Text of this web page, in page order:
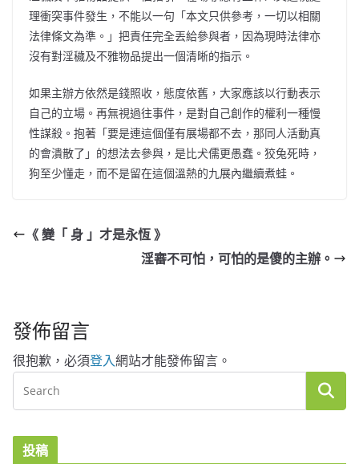
理衝突事件發生，不能以一句「本文只供參考，一切以相關
法律條文為準。」把責任完全丟給參與者，因為現時法律亦
沒有對淫穢及不雅物品提出一個清晰的指示。
如果主辦方依然是錢照收，態度依舊，大家應該以行動表示
自己的立場。再無視過往事件，是對自己創作的權利一種慢
性謀殺。抱著「要是連這個僅有展場都不去，那同人活動真
的會潰散了」的想法去參與，是比犬儒更愚蠢。狡兔死時，
狗至少懂走，而不是留在這個溫熱的九展內繼續煮蛙。
《 變「 身 」才是永恆 》
淫審不可怕，可怕的是傻的主辦。
發佈留言
很抱歉，必須登入網站才能發佈留言。
投稿